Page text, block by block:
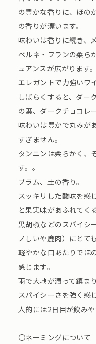
の豊かな香りに、ほの
の香りが漂います。
味わいは香りに続き、
ベルネ・フランの柔ら
ュアンスが広がります。
エレガントで力強いワ
しばらくすると、ダー
の葉、ダークチョコレ
味わいは豊かで丸みが
すぎません。
タンニンは柔らかく、
す。。
プラム、土の香り。
スッキリした酸味を感
と果実味があふれてくる
黒胡椒などのスパイシ
ノしいや鹿肉）にとて
軽やかな口あたりでほ
感じます。
雨で大地が潤って鎮ま
スパイシーさを強く感
人的には2日目が飲みや
〇ネーミングについて